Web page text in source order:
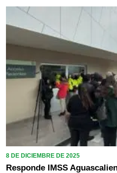
8 DE DICIEMBRE DE 2025
Responde IMSS